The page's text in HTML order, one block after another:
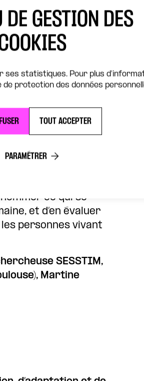
(Elsa Boublil
Tchiombiano
des coupes
au VIH/sida.
et la nature de la
et ceux qui la
ce qui se
et d’en évaluer
personnes vivant
SESSTIM,
Martine
DE GESTION DES
ses statistiques. Pour plus
protection des données
TOUT ACCEPTER
PARAMÉTRER